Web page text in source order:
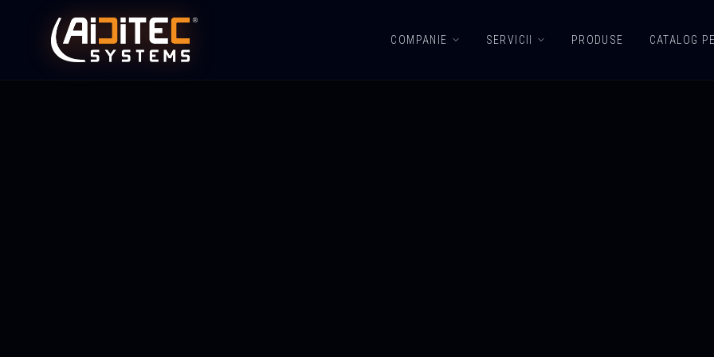
COMPANIE SERVICII PRODUSE CATALOG